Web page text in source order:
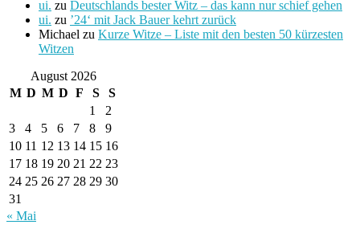
ui. zu Deutschlands bester Witz – das kann nur schief gehen
ui. zu ’24‘ mit Jack Bauer kehrt zurück
Michael zu Kurze Witze – Liste mit den besten 50 kürzesten
Witzen
August 2026
M D M D F S
S
1
2
3
4 5 6 7 8
9
10 11 12 13 14 15 16
17 18 19 20 21 22 23
24 25 26 27 28 29 30
31
« Mai